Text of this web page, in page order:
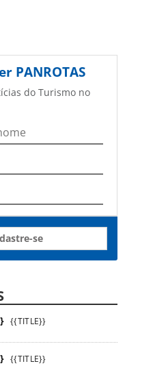
PANROTAS
do Turismo no
se
{{TITLE}}
{{TITLE}}